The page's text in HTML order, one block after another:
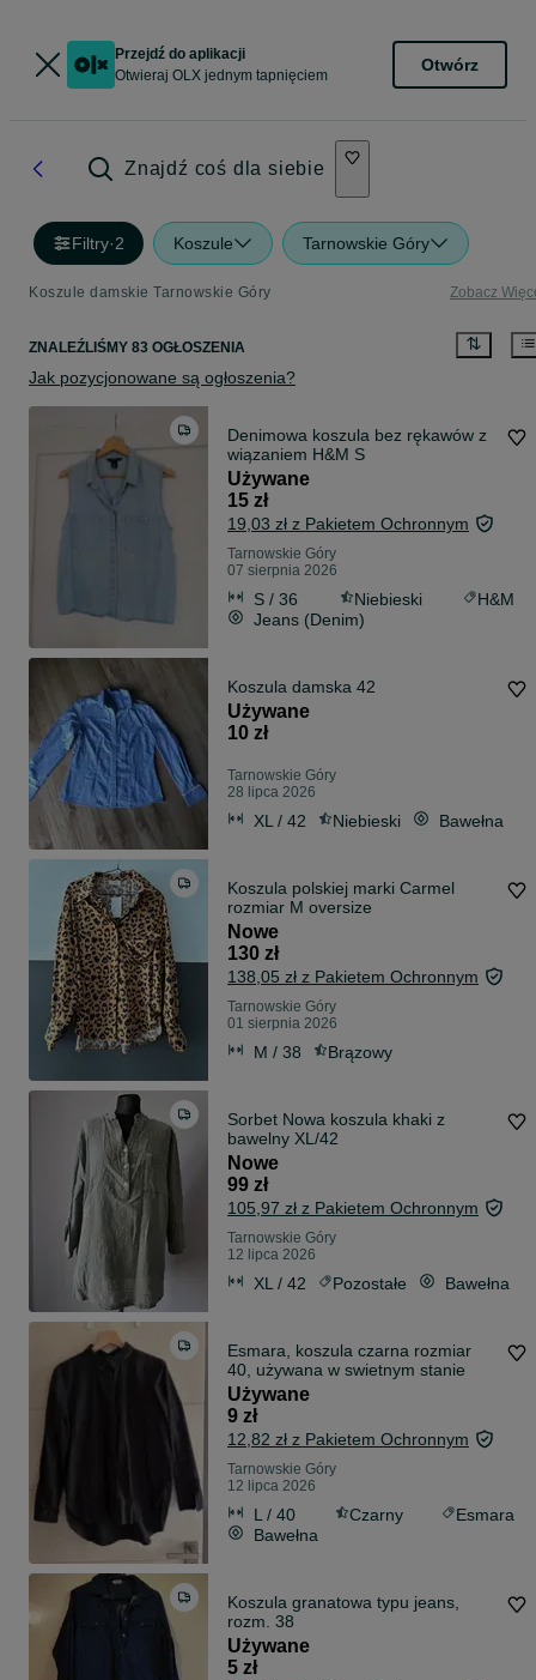
Przejdź do aplikacji
Otwieraj OLX jednym tapnięciem
Otwórz
Znajdź coś dla siebie
Filtry·2 Koszule Tarnowskie Góry
Koszule damskie Tarnowskie Góry Zobacz
ZNALEŹLIŚMY 83 OGŁOSZENIA
Jak pozycjonowane są ogłoszenia?
Denimowa koszula bez rękawów z
wiązaniem H&M S
Używane
15 zł
19,03 zł z Pakietem Ochronnym
Tarnowskie Góry
07 sierpnia 2026
S / 36 Niebieski
H&M
Jeans (Denim)
Koszula damska 42
Używane
10 zł
Tarnowskie Góry
28 lipca 2026
XL / 42 Niebieski Bawełna
Koszula polskiej marki Carmel
rozmiar M oversize
Nowe
130 zł
138,05 zł z Pakietem Ochronnym
Tarnowskie Góry
01 sierpnia 2026
M / 38 Brązowy
Sorbet Nowa koszula khaki z
bawelny XL/42
Nowe
99 zł
105,97 zł z Pakietem Ochronnym
Tarnowskie Góry
12 lipca 2026
XL / 42 Pozostałe Bawełna
Esmara, koszula czarna rozmiar
40, używana w swietnym stanie
Używane
9 zł
12,82 zł z Pakietem Ochronnym
Tarnowskie Góry
12 lipca 2026
L / 40 Czarny
Esmara
Bawełna
Koszula granatowa typu jeans,
rozm. 38
Używane
5 zł